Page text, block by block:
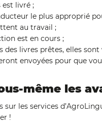
est livré ;
le plus approprié
au travail ;
est en cours ;
des livres prêtes, elles
envoyées pour que
même les
sur les services
!